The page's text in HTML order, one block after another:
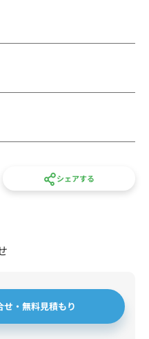
ーをご用意しておりま
意をお願いいたします。
換え1回）
店…145m
ー）… 303m
シェアする
せ・無料見積もり